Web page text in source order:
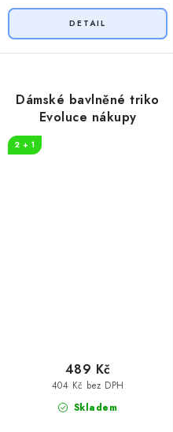
Dámské bavlněné triko
Evoluce nákupy
2 + 1
Skladem
404 Kč bez DPH
489 Kč